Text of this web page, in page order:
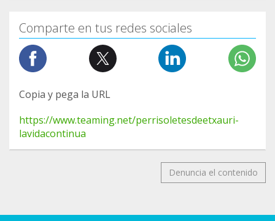
Comparte en tus redes sociales
Copia y pega la URL
https://www.teaming.net/perrisoletesdeetxauri-
lavidacontinua
Denuncia el contenido